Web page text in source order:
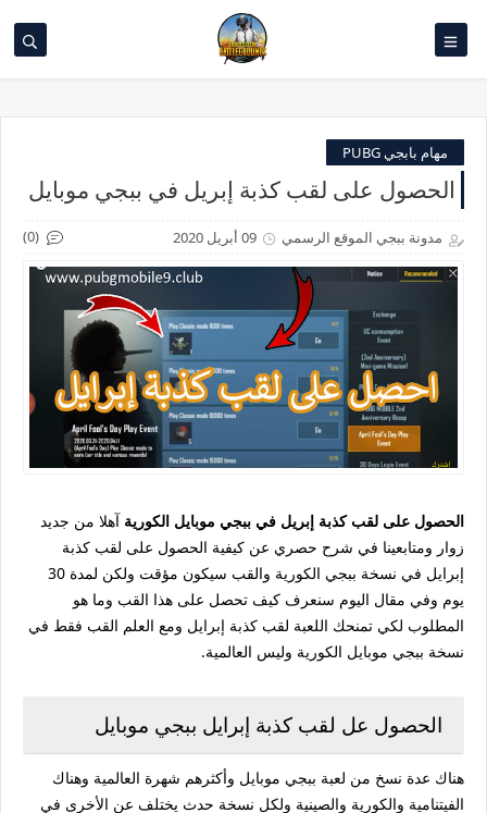
مهام بابجي PUBG
الحصول على لقب كذبة إبريل في ببجي موبايل
مدونة ببجي الموقع الرسمي 09 أبريل 2020 (0)
الحصول على لقب كذبة إبريل في ببجي موبايل الكورية آهلا من جديد
زوار ومتابعينا في شرح حصري عن كيفية الحصول على لقب كذبة
إبرايل في نسخة ببجي الكورية والقب سيكون مؤقت ولكن لمدة 30
يوم وفي مقال اليوم سنعرف كيف تحصل على هذا القب وما هو
المطلوب لكي تمنحك اللعبة لقب كذبة إبرايل ومع العلم القب فقط في
نسخة ببجي موبايل الكورية وليس العالمية.
الحصول عل لقب كذبة إبرايل ببجي موبايل
هناك عدة نسخ من لعبة ببجي موبايل وأكثرهم شهرة العالمية وهناك
الفيتنامية والكورية والصينية ولكل نسخة حدث يختلف عن الأخرى في